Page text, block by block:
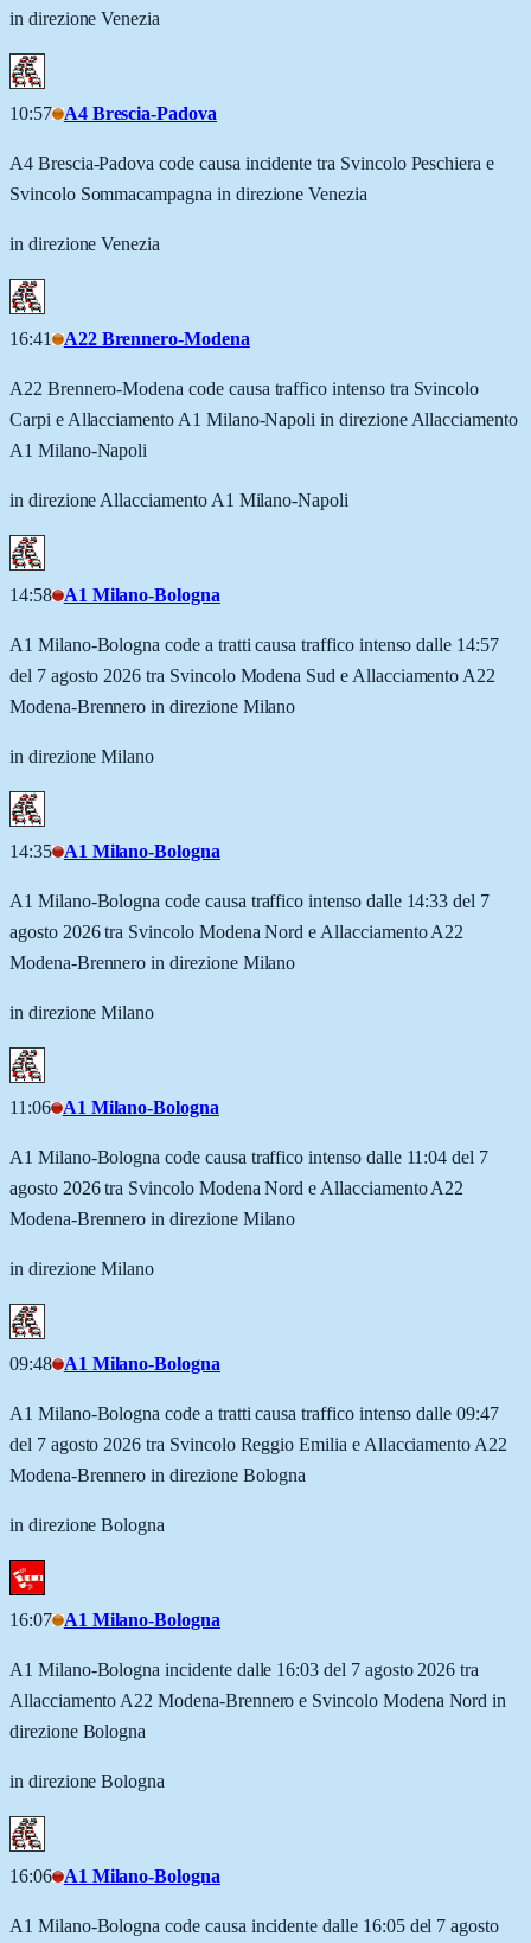
in direzione Venezia
10:57 A4 Brescia-Padova
A4 Brescia-Padova code causa incidente tra Svincolo Peschiera e
Svincolo Sommacampagna in direzione Venezia
in direzione Venezia
16:41 A22 Brennero-Modena
A22 Brennero-Modena code causa traffico intenso tra Svincolo
Carpi e Allacciamento A1 Milano-Napoli in direzione Allacciamento
A1 Milano-Napoli
in direzione Allacciamento A1 Milano-Napoli
14:58 A1 Milano-Bologna
A1 Milano-Bologna code a tratti causa traffico intenso dalle 14:57
del 7 agosto 2026 tra Svincolo Modena Sud e Allacciamento A22
Modena-Brennero in direzione Milano
in direzione Milano
14:35 A1 Milano-Bologna
A1 Milano-Bologna code causa traffico intenso dalle 14:33 del 7
agosto 2026 tra Svincolo Modena Nord e Allacciamento A22
Modena-Brennero in direzione Milano
in direzione Milano
11:06 A1 Milano-Bologna
A1 Milano-Bologna code causa traffico intenso dalle 11:04 del 7
agosto 2026 tra Svincolo Modena Nord e Allacciamento A22
Modena-Brennero in direzione Milano
in direzione Milano
09:48 A1 Milano-Bologna
A1 Milano-Bologna code a tratti causa traffico intenso dalle 09:47
del 7 agosto 2026 tra Svincolo Reggio Emilia e Allacciamento A22
Modena-Brennero in direzione Bologna
in direzione Bologna
16:07 A1 Milano-Bologna
A1 Milano-Bologna incidente dalle 16:03 del 7 agosto 2026 tra
Allacciamento A22 Modena-Brennero e Svincolo Modena Nord in
direzione Bologna
in direzione Bologna
16:06 A1 Milano-Bologna
A1 Milano-Bologna code causa incidente dalle 16:05 del 7 agosto